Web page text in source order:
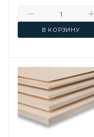
В КОРЗИНУ